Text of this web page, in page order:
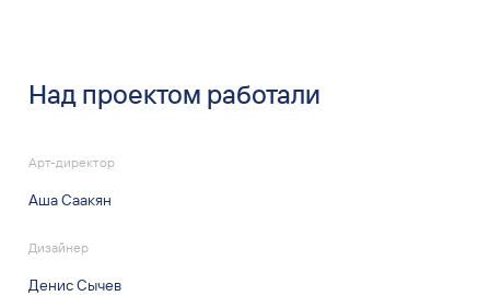
Над проектом работали
Арт-директор
Аша Саакян
Дизайнер
Денис Сычев